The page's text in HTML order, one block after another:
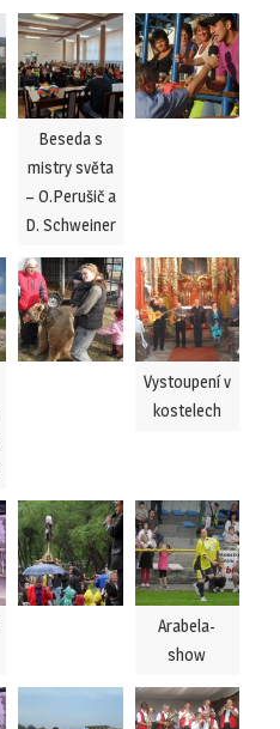
Beseda s
mistry světa
– O.Perušič a
D. Schweiner
Vystoupení v
kostelech
Arabela-
show